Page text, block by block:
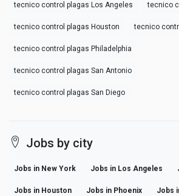
tecnico control plagas Los Angeles tecnico
tecnico control plagas Houston tecnico
tecnico control plagas Philadelphia
tecnico control plagas San Antonio
tecnico control plagas San Diego
Jobs by city
Jobs in New York Jobs in Los Angeles
Jobs in Houston Jobs in Phoenix Jobs